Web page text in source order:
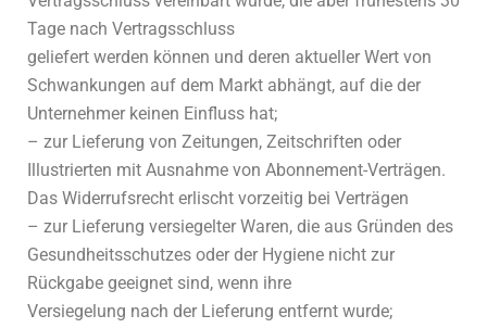
Tage nach Vertragsschluss
geliefert werden können und deren aktueller Wert von
Schwankungen auf dem Markt abhängt, auf die der
Unternehmer keinen Einfluss hat;
– zur Lieferung von Zeitungen, Zeitschriften oder
Illustrierten mit Ausnahme von Abonnement-Verträgen.
Das Widerrufsrecht erlischt vorzeitig bei Verträgen
– zur Lieferung versiegelter Waren, die aus Gründen des
Gesundheitsschutzes oder der Hygiene nicht zur
Rückgabe geeignet sind, wenn ihre
Versiegelung nach der Lieferung entfernt wurde;